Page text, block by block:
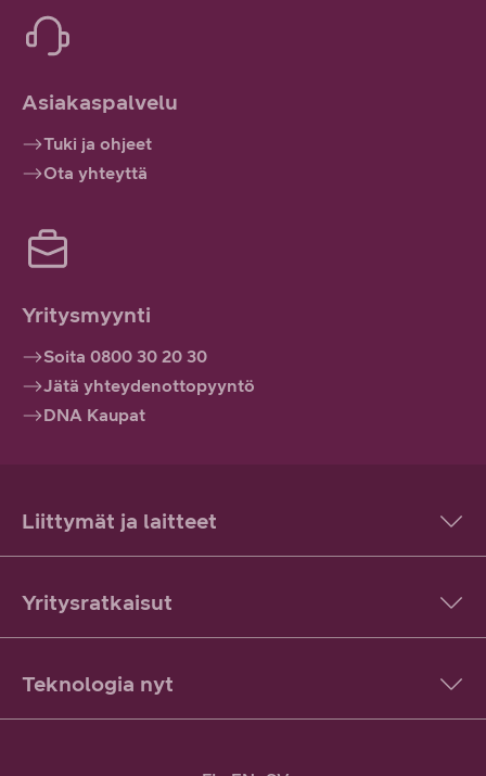
Asiakaspalvelu
Tuki ja ohjeet
Ota yhteyttä
Yritysmyynti
Soita 0800 30 20 30
Jätä yhteydenottopyyntö
DNA Kaupat
Liittymät ja laitteet
Yritysratkaisut
Teknologia nyt